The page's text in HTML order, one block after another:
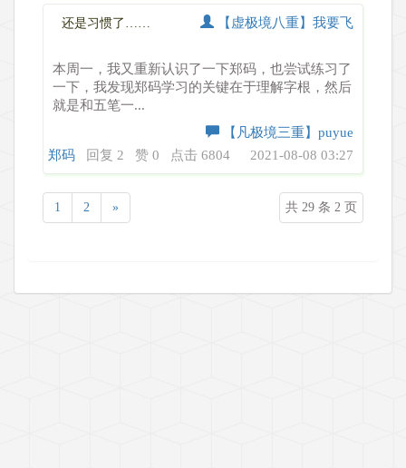
还是习惯了…… 【虚极境八重】我要飞
本周一，我又重新认识了一下郑码，也尝试练习了
一下，我发现郑码学习的关键在于理解字根，然后
就是和五笔一...
【凡极境三重】puyue
2021-08-08 03:27
郑码 回复 2 赞 0 点击 6804
1 2 » 共 29 条 2 页